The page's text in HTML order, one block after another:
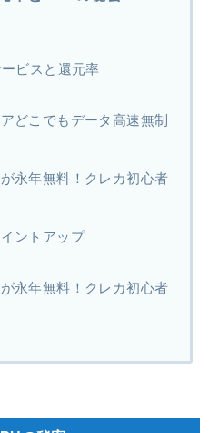
ビスと還元率
どこでもデータ高速無制
永年無料！クレカ初心者
ントアップ
永年無料！クレカ初心者